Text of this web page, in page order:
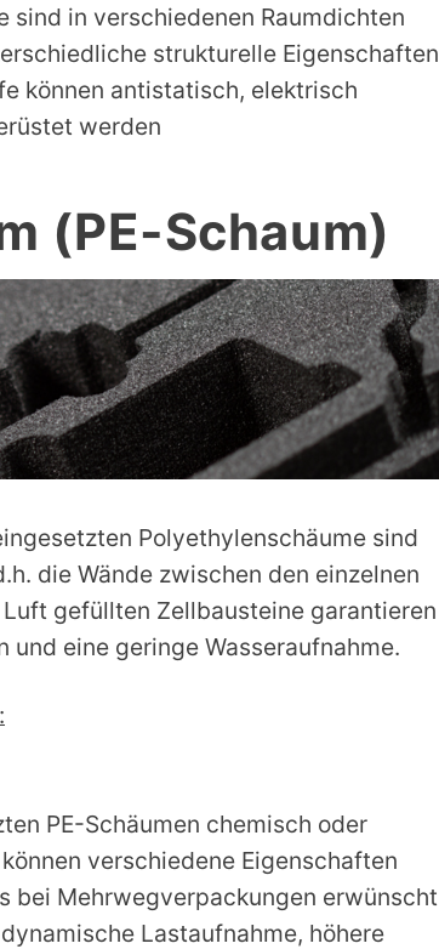
in verschiedenen Raumdichten
strukturelle Eigenschaften
können antistatisch, elektrisch
werden
(PE-Schaum)
Polyethylenschäume sind
die Wände zwischen den einzelnen
gefüllten Zellbausteine garantieren
eine geringe Wasseraufnahme.
PE-Schäumen chemisch oder
verschiedene Eigenschaften
bei Mehrwegverpackungen erwünscht
Lastaufnahme, höhere